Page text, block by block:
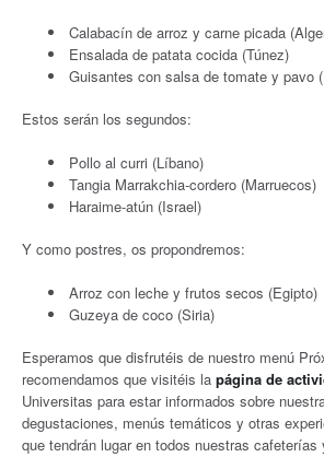
Calabacín de arroz y carne picada
Ensalada de patata cocida (Túnez)
Guisantes con salsa de tomate y pavo
Estos serán los segundos:
Pollo al curri (Líbano)
Tangia Marrakchia-cordero (Marruecos)
Haraime-atún (Israel)
Y como postres, os propondremos:
Arroz con leche y frutos secos (Egipto)
Guzeya de coco (Siria)
Esperamos que disfrutéis de nuestro menú
recomendamos que visitéis la página de
Universitas para estar informados sobre
degustaciones, menús temáticos y otras
que tendrán lugar en todos nuestras cafeterías